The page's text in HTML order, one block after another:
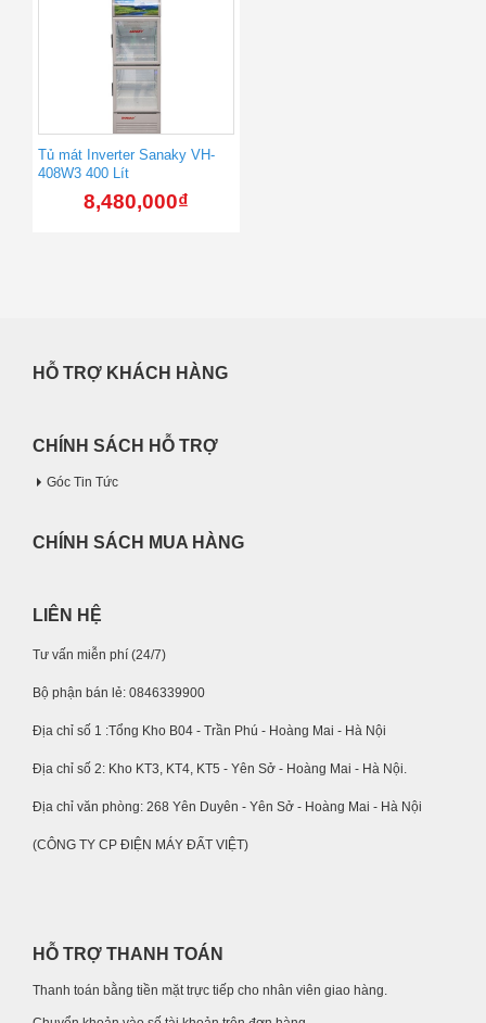
Tủ mát Inverter Sanaky VH-
408W3 400 Lít
8,480,000₫
HỖ TRỢ KHÁCH HÀNG
CHÍNH SÁCH HỖ TRỢ
Góc Tin Tức
CHÍNH SÁCH MUA HÀNG
LIÊN HỆ
Tư vấn miễn phí (24/7)
Bộ phận bán lẻ: 0846339900
Địa chỉ số 1 :Tổng Kho B04 - Trần Phú - Hoàng Mai - Hà Nội
Địa chỉ số 2: Kho KT3, KT4, KT5 - Yên Sở - Hoàng Mai - Hà Nội.
Địa chỉ văn phòng: 268 Yên Duyên - Yên Sở - Hoàng Mai - Hà Nội
(CÔNG TY CP ĐIỆN MÁY ĐẤT VIỆT)
HỖ TRỢ THANH TOÁN
Thanh toán bằng tiền mặt trực tiếp cho nhân viên giao hàng.